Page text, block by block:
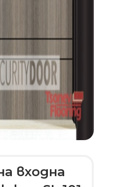
входна